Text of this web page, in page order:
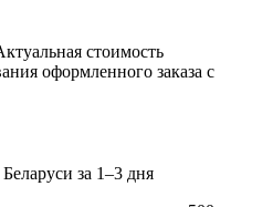
стоимость
оформленного заказа с
за 1–3 дня